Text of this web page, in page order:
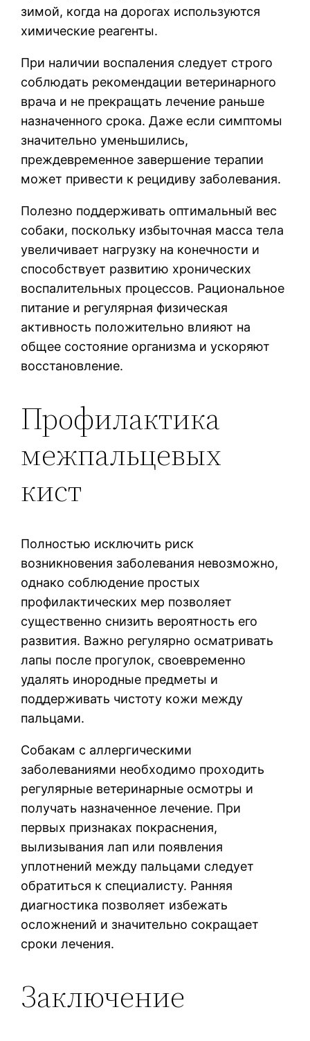
зимой, когда на дорогах используются
химические реагенты.
При наличии воспаления следует строго
соблюдать рекомендации ветеринарного
врача и не прекращать лечение раньше
назначенного срока. Даже если симптомы
значительно уменьшились,
преждевременное завершение терапии
может привести к рецидиву заболевания.
Полезно поддерживать оптимальный вес
собаки, поскольку избыточная масса тела
увеличивает нагрузку на конечности и
способствует развитию хронических
воспалительных процессов. Рациональное
питание и регулярная физическая
активность положительно влияют на
общее состояние организма и ускоряют
восстановление.
Профилактика
межпальцевых
кист
Полностью исключить риск
возникновения заболевания невозможно,
однако соблюдение простых
профилактических мер позволяет
существенно снизить вероятность его
развития. Важно регулярно осматривать
лапы после прогулок, своевременно
удалять инородные предметы и
поддерживать чистоту кожи между
пальцами.
Собакам с аллергическими
заболеваниями необходимо проходить
регулярные ветеринарные осмотры и
получать назначенное лечение. При
первых признаках покраснения,
вылизывания лап или появления
уплотнений между пальцами следует
обратиться к специалисту. Ранняя
диагностика позволяет избежать
осложнений и значительно сокращает
сроки лечения.
Заключение